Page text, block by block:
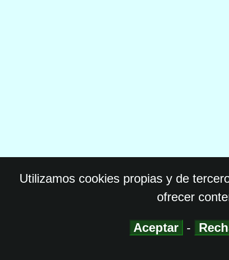
Utilizamos cookies propias y de
ofrecer
Aceptar -